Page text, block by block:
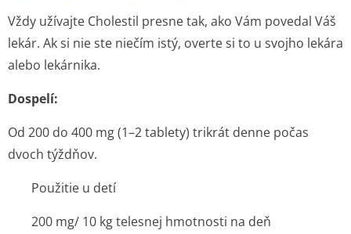
Vždy užívajte Cholestil presne tak, ako Vám povedal Váš
lekár. Ak si nie ste niečím istý, overte si to u svojho lekára
alebo lekárnika.
Dospelí:
Od 200 do 400 mg (1–2 tablety) trikrát denne počas
dvoch týždňov.
Použitie u detí
200 mg/ 10 kg telesnej hmotnosti na deň